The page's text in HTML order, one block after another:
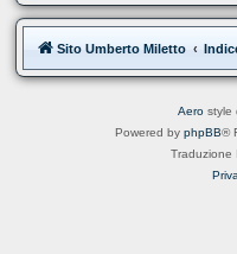
Sito Umberto Miletto
Aero style
Powered by phpBB®
Traduzione